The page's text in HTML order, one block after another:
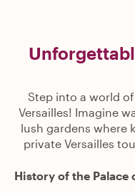
Step into a world
Versailles! Imagine
lush gardens where
private Versailles
History of the Palace